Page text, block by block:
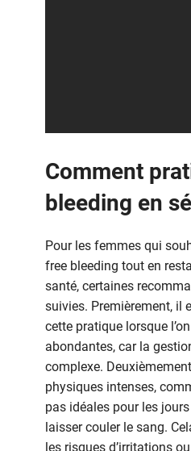
Comment
bleeding en
Pour les femmes qui
free bleeding tout en
santé, certaines
suivies. Premièrement, il
cette pratique lorsque
abondantes, car la
complexe.
physiques intenses,
pas idéales pour les
laisser couler le sang.
les risques d’irritations